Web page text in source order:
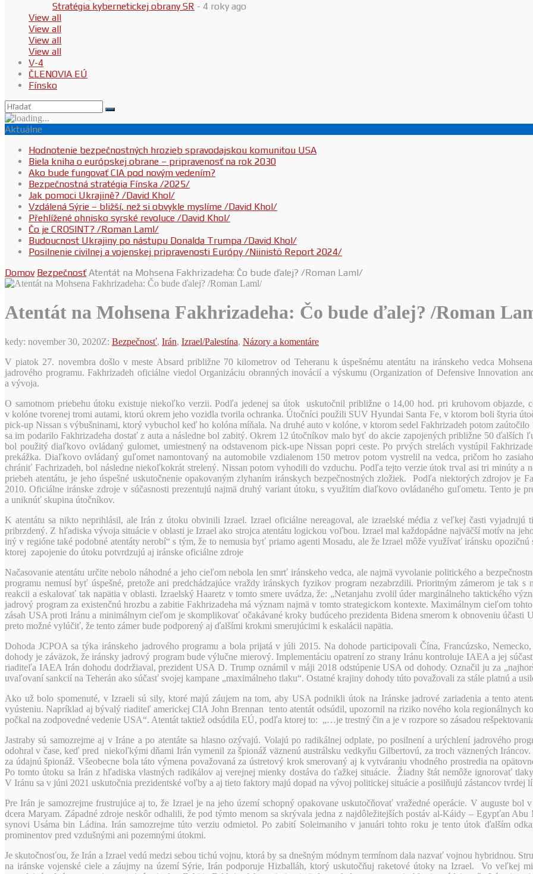
Stratégia kybernetickej obrany SR - 4 roky ago
View all
View all
View all
View all
V-4
ČLENOVIA EÚ
Fínsko
Aktuálne
Hodnotenie bezpečnostných hrozieb spravodajskou komunitou USA
Biela kniha o európskej obrane – pripravenosť na rok 2030
Ako bude fungovať CIA pod novým vedením?
Bezpečnostná stratégia Fínska /2025/
Jak pomoci Ukrajině? /David Khol/
Vzdálená Sýrie – bližší, než si obvykle myslíme /David Khol/
Přehlížené ohnisko syrské revoluce /David Khol/
Čo je CROSINT? /Roman Laml/
Budoucnost Ukrajiny po nástupu Donalda Trumpa /David Khol/
Posilnenie civilnej a vojenskej pripravenosti Európy /Niinistö Report 2024/
Domov Bezpečnosť Atentát na Mohsena Fakhrizadeha: Čo bude ďalej? /Roman Laml/
Atentát na Mohsena Fakhrizadeha: Čo bude ďalej? /Roman
kedy: november 30, 2020Z: Bezpečnosť, Irán, Izrael/Palestína, Názory a komentáre
V piatok 27. novembra došlo v meste Absard približne 70 kilometrov od Teheranu k úspešnému atentátu na iránskeho vedca
jadrového programu. Fakhrizadeh oficiálne viedol Organizáciu obranných inovácií a výskumu (Organization of Defensive Innovation
a vývoja.
O samotnom priebehu útoku existuje niekoľko verzii. Podľa jedenej sa útok uskutočnil približne o 14,00 hod. pri kruhovom objazde,
v kolóne tvorenej tromi autami, ktorú okrem jeho vozidla tvorila ochranka. Útočníci použili SUV Hyundai Santa Fe, v ktorom boli štyria
pick-up Nissan s výbušninami, ktorý vybuchol keď ho kolóna míňala. Na druhé auto v kolóne, v ktorom sedel Fakhrizadeh potom
sa im podarilo Fakhrizadeha dostať z auta a následne bol zabitý. Okrem 12 útočníkov malo byť do akcie zapojených približne 50
bol použitý diaľkovo ovládaný gulomet, umiestnený na odstavenom pick-upe Nissan popri ceste. Po prvých strelách vystúpil
prekážka. Diaľkovo ovládaný guľomet namontovaný na automobile vzdialenom 150 metrov potom vystrelil na vedca, pričom ho
chrániť Fachrizadeh, bol následne niekoľkokrát strelený. Nissan potom vyhodili do vzduchu. Podľa tejto verzie útok trval asi tri minúty a
priebeh atentátu, je jeho úspešné uskutočnenie opakovaným zlyhaním iránskych bezpečnostných zložiek. Podľa niektorých zdrojov je
2010. Oficiálne iránske zdroje v súčasnosti prezentujú najmä druhý variant útoku, s využitím diaľkovo ovládaného guľometu. Tento je
a uniknúť skupina útočníkov.
K atentátu sa nikto neprihlásil, ale Irán z útoku obvinili Izrael. Izrael oficiálne nereagoval, ale izraelské média z veľkej časti
pribrzdený. Z hľadiska vývoja situácie v oblasti je Izrael ako strojca atentátu logickou voľbou. Izrael mal každopádne najväčší motív na
iný v regióne také podobné atentáty nerobí“ s tým, že to nemusia byť priamo agenti Mosadu, ale že Izrael môže využívať iránsku
ktorej zapojenie do útoku potvrdzujú aj iránske oficiálne zdroje
Načasovanie atentátu určite nebolo náhodné a jeho cieľom nebola len smrť iránskeho vedca, ale najmä vyvolanie politického a
programu nemusí byť úspešné, pretože ani predchádzajúce vraždy iránskych fyzikov program nezabrzdili. Prioritným zámerom je tak
reakcii a eskalovať tak napätia v oblasti. Izraelský Haaretz v tomto smere uvádza, že: „Netanjahu zvolil úder marginálneho taktického
jadrový program za existenčnú hrozbu a zabitie Fakhrizadeha má význam najmä v tomto strategickom kontexte. Maximálnym cieľom
zásah USA proti Iránu a minimálnym cieľom je skomplikovať očakávané kroky budúceho prezidenta Bidena smerom k obnoveniu
preto možné vylúčiť, že tento zámer bude podporený aj ďalšími krokmi smerujúcimi k eskalácii napätia.
Dohoda JCPOA sa týka iránskeho jadrového programu a bola prijatá v júli 2015. Na dohode participovali Čína, Francúzsko,
dohody je záväzok, že iránsky jadrový program bude výlučne mierový. Implementáciu opatrení zo strany Iránu kontroluje IAEA a jej
riaditeľa IAEA Irán dohodu dodržiaval, prezident USA D. Trump oznámil v máji 2018 odstúpenie USA od dohody. Označil ju za
uvaľovaní sankcií na Teherán ako súčasť svojej kampane „maximálneho tlaku“. Ostatné krajiny dohody túto považovali za stále platnú a
Ako už bolo spomenuté, v Izraeli sú sily, ktoré majú záujem na tom, aby USA podnikli útok na Iránske jadrové zariadenia a tento
vyústeniu. Napríklad aj bývalý riaditeľ americkej CIA John Brennan tento atentát odsúdil, upozornil na riziko nového kola regionálnych
počkal na zodpovedné vedenie USA“. Atentát taktiež odsúdila EÚ, podľa ktorej to: „…je trestný čin a je v rozpore so zásadou
Jastraby sú samozrejme aj v Iráne a po atentáte sa hlasno ozývajú. Volajú po radikálnej odplate, po posilnení a urýchlení jadrového
odohral v čase, keď pred niekoľkými dňami Irán vymenil za špionáž väznenú austrálsku vedkyňu Gilbertovú, za troch väznených
za údajnú špionáž. Všeobecne bola táto výmena považovaná za ústretový krok smerovaný aj k vytváraniu vhodného prostredia na
Po tomto útoku sa Irán z hľadiska vlastných radikálov aj verejnej mienky dostáva do ťažkej situácie. Žiadny štát nemôže ignorovať
V Iránu sa v júni 2021 uskutočnia prezidentské voľby a aj tieto faktory majú dopad na vývoj politickej situácie a posilňujú zástancov tvrdej
Pre Irán je samozrejme frustrujúce aj to, že Izrael je na jeho území schopný opakovane uskutočňovať vražedné operácie. V auguste
dcera Maryam. Západné zdroje neskôr odhalili, že pod týmto menom sa skrývala jedna z najdôležitejších postáv al-Káidy – Egypťan
synovi Usáma bin Ládina. Irán samozrejme túto verziu odmietol. Po zabití Soleimaniho v januári tohto roku je tento útok ďalším
prominentov pred vzdušnými ani pozemnými útokmi.
Je skutočnosťou, že Irán a Izrael vedú medzi sebou tichú vojnu, ktorá by sa dnešným módnym termínom dala nazvať vojnou hybridnou.
na iránske vojenské ciele a záujmy na území Sýrie, Irán podporuje Hizballáh, ktorý uskutočňuj raketové útoky na Izrael. Vo veľkej